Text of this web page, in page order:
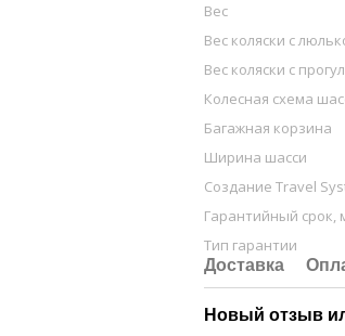
Вес
Вес коляски с
Вес коляски с
Колесная схема
Багажная корзина
Ширина шасси
Создание Travel
Гарантийный срок,
Тип гарантии
Доставка
Новый отзыв